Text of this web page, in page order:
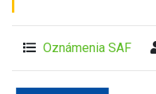
Oznámenia SAF